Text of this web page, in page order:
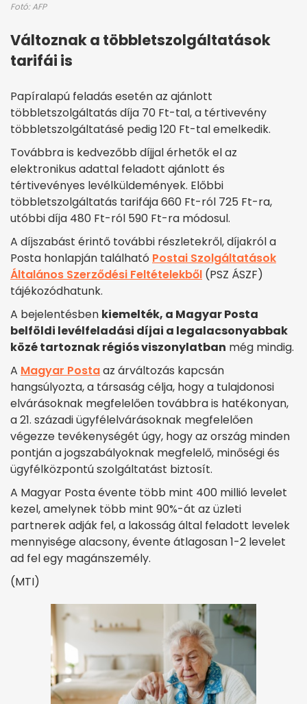
Fotó: AFP
Változnak a többletszolgáltatások
tarifái is
Papíralapú feladás esetén az ajánlott
többletszolgáltatás díja 70 Ft-tal, a tértivevény
többletszolgáltatásé pedig 120 Ft-tal emelkedik.
Továbbra is kedvezőbb díjjal érhetők el az
elektronikus adattal feladott ajánlott és
tértivevényes levélküldemények. Előbbi
többletszolgáltatás tarifája 660 Ft-ról 725 Ft-ra,
utóbbi díja 480 Ft-ról 590 Ft-ra módosul.
A díjszabást érintő további részletekről, díjakról a
Posta honlapján található Postai Szolgáltatások
Általános Szerződési Feltételekből (PSZ ÁSZF)
tájékozódhatunk.
A bejelentésben kiemelték, a Magyar Posta
belföldi levélfeladási díjai a legalacsonyabbak
közé tartoznak régiós viszonylatban még mindig.
A Magyar Postaaz árváltozás kapcsán
hangsúlyozta, a társaság célja, hogy a tulajdonosi
elvárásoknak megfelelően továbbra is hatékonyan,
a 21. századi ügyfélelvárásoknak megfelelően
végezze tevékenységét úgy, hogy az ország minden
pontján a jogszabályoknak megfelelő, minőségi és
ügyfélközpontú szolgáltatást biztosít.
A Magyar Posta évente több mint 400 millió levelet
kezel, amelynek több mint 90%-át az üzleti
partnerek adják fel, a lakosság által feladott levelek
mennyisége alacsony, évente átlagosan 1-2 levelet
ad fel egy magánszemély.
(MTI)